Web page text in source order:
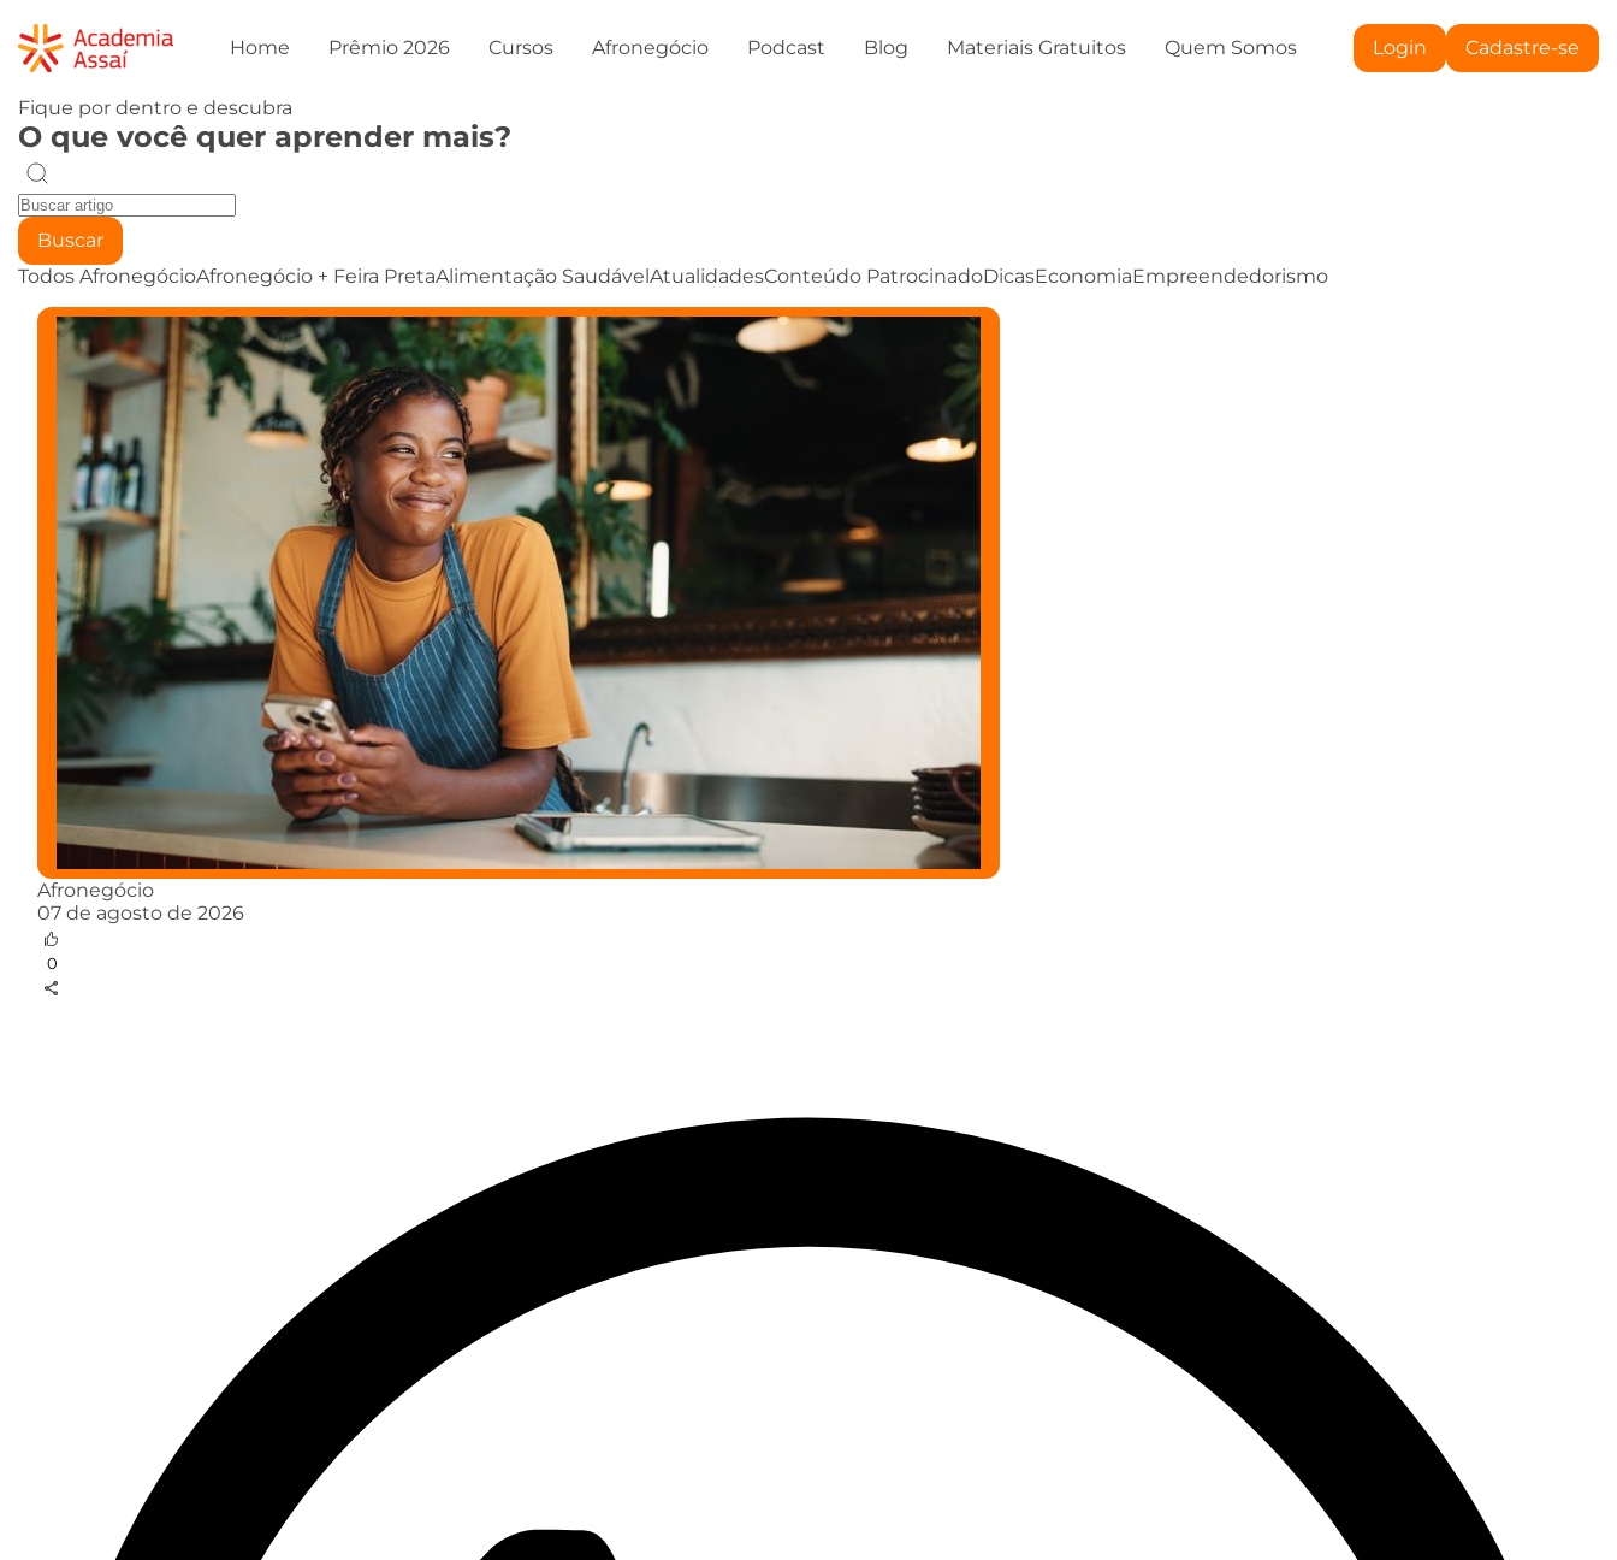
Home Prêmio 2026 Cursos Afronegócio Podcast Blog Materiais Gratuitos Quem Somos Login Cadastre-se
Fique por dentro e descubra
O que você quer aprender mais?
Buscar
Todos AfronegócioAfronegócio + Feira PretaAlimentação SaudávelAtualidadesConteúdo PatrocinadoDicasEconomiaEmpreendedorismo
Afronegócio
07 de agosto de 2026
0